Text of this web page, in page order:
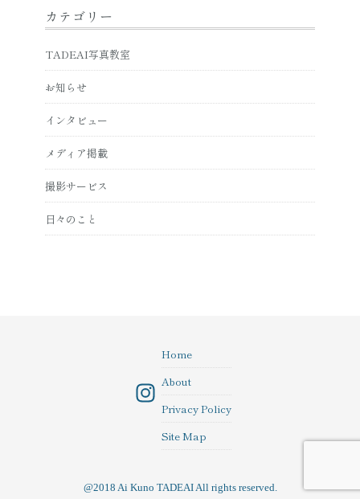
カテゴリー
TADEAI写真教室
お知らせ
インタビュー
メディア掲載
撮影サービス
日々のこと
In
st
a
Home
About
Privacy Policy
Site Map
@2018 Ai Kuno TADEAI All rights reserved.